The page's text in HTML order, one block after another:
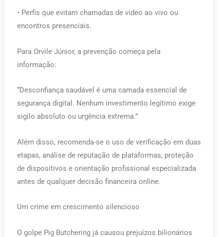
• Perfis que evitam chamadas de vídeo ao vivo ou
encontros presenciais.
Para Orvile Júnior, a prevenção começa pela
informação:
“Desconfiança saudável é uma camada essencial de
segurança digital. Nenhum investimento legítimo exige
sigilo absoluto ou urgência extrema.”
Além disso, recomenda-se o uso de verificação em duas
etapas, análise de reputação de plataformas, proteção
de dispositivos e orientação profissional especializada
antes de qualquer decisão financeira online.
Um crime em crescimento silencioso
O golpe Pig Butchering já causou prejuízos bilionários